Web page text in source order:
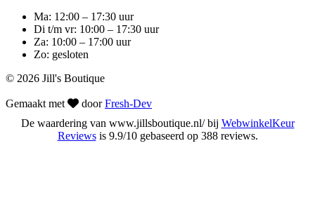
Ma: 12:00 – 17:30 uur
Di t/m vr: 10:00 – 17:30 uur
Za: 10:00 – 17:00 uur
Zo: gesloten
© 2026 Jill's Boutique
Gemaakt met doorFresh-Dev
De waardering van www.jillsboutique.nl/ bij WebwinkelKeur
Reviewsis 9.9/10 gebaseerd op 388 reviews.